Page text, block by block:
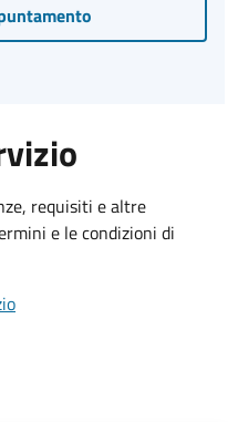
requisiti e altre
e le condizioni di